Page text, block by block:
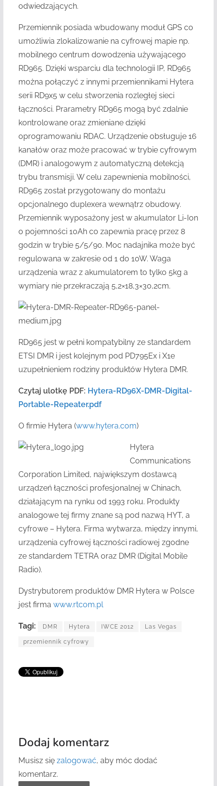
odwiedzających.
Przemiennik posiada wbudowany moduł GPS co
umożliwia zlokalizowanie na cyfrowej mapie np.
mobilnego centrum dowodzenia używającego
RD965. Dzięki wsparciu dla technologii IP, RD965
można połączyć z innymi przemiennikami Hytera
serii RD9x5 w celu stworzenia rozległej sieci
łączności. Prarametry RD965 mogą być zdalnie
kontrolowane oraz zmieniane dzięki
oprogramowaniu RDAC. Urządzenie obsługuje 16
kanałów oraz może pracować w trybie cyfrowym
(DMR) i analogowym z automatyczną detekcją
trybu transmisji. W celu zapewnienia mobilności,
RD965 został przygotowany do montażu
opcjonalnego duplexera wewnątrz obudowy.
Przemiennik wyposażony jest w akumulator Li-Ion
o pojemności 10Ah co zapewnia pracę przez 8
godzin w trybie 5/5/90. Moc nadajnika może być
regulowana w zakresie od 1 do 10W. Waga
urządzenia wraz z akumulatorem to tylko 5kg a
wymiary nie przekraczają 5,2×18,3×30,2cm.
RD965 jest w pełni kompatybilny ze standardem
ETSI DMR i jest kolejnym pod PD795Ex i X1e
uzupełnieniem rodziny produktów Hytera DMR.
Czytaj ulotkę PDF: Hytera-RD96X-DMR-Digital-
Portable-Repeater.pdf
O firmie Hytera (www.hytera.com)
Hytera
Communications
Corporation Limited, największym dostawcą
urządzeń łączności profesjonalnej w Chinach,
działającym na rynku od 1993 roku. Produkty
analogowe tej firmy znane są pod nazwą HYT, a
cyfrowe – Hytera. Firma wytwarza, między innymi,
urządzenia cyfrowej łączności radiowej zgodne
ze standardem TETRA oraz DMR (Digital Mobile
Radio).
Dystrybutorem produktów DMR Hytera w Polsce
jest firma www.rtcom.pl
Tagi: DMR Hytera IWCE 2012 Las Vegas
przemiennik cyfrowy
Dodaj komentarz
Musisz się zalogować, aby móc dodać
komentarz.